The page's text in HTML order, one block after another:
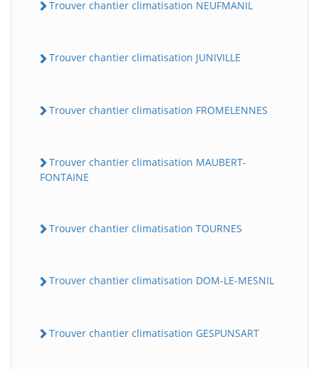
Trouver chantier climatisation NEUFMANIL
Trouver chantier climatisation JUNIVILLE
Trouver chantier climatisation FROMELENNES
Trouver chantier climatisation MAUBERT-
FONTAINE
Trouver chantier climatisation TOURNES
Trouver chantier climatisation DOM-LE-MESNIL
Trouver chantier climatisation GESPUNSART